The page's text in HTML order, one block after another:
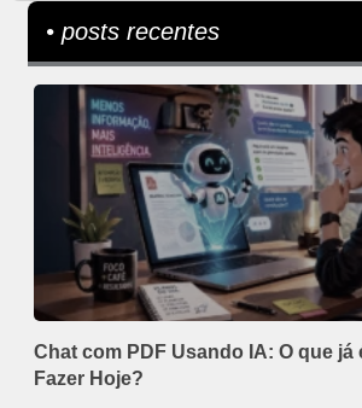
• posts recentes
Chat com PDF Usando IA: O que já
Fazer Hoje?